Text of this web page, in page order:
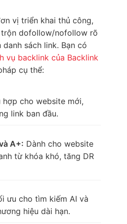
vị triển khai thủ công,
dofollow/nofollow rõ
sách link. Bạn có
vụ backlink của Backlink
cụ thể:
hợp cho website mới,
link ban đầu.
A+: Dành cho website
từ khóa khó, tăng DR
ưu cho tìm kiếm AI và
hiệu dài hạn.